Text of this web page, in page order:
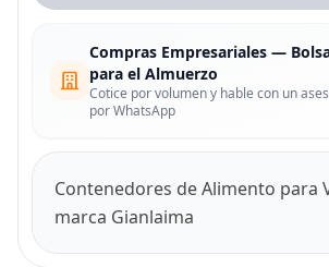
Compras Empresariales —
para el Almuerzo
Cotice por volumen y hable con un
por WhatsApp
Contenedores de Alimento para
marca Gianlaima